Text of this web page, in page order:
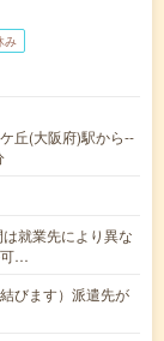
み
丘(大阪府)駅から--
就業先により異な
可…
びます）派遣先が